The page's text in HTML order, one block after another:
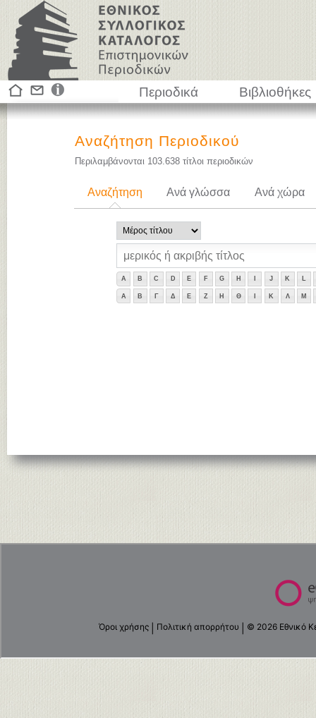
Περιοδικά Βιβλιοθήκες
Αναζήτηση Περιοδικού
Περιλαμβάνονται 103.638 τίτλοι περιοδικών
Αναζήτηση Ανά γλώσσα Ανά χώρα
A B C D E F G H J K L
Α Β Γ Δ Ε Ζ Η Θ Κ Λ Μ